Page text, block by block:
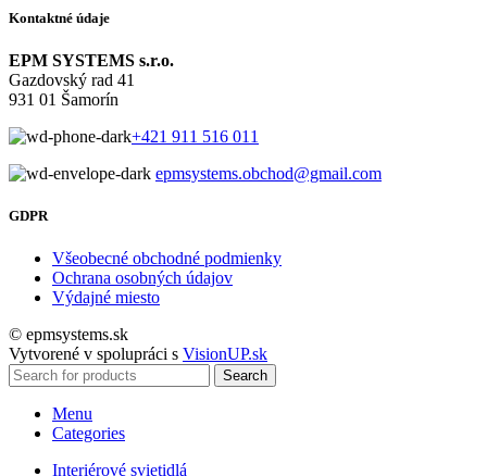
Kontaktné údaje
EPM SYSTEMS s.r.o.
Gazdovský rad 41
931 01 Šamorín
+421 911 516 011
epmsystems.obchod@gmail.com
GDPR
Všeobecné obchodné podmienky
Ochrana osobných údajov
Výdajné miesto
© epmsystems.sk
Vytvorené v spolupráci s VisionUP.sk
Search
Menu
Categories
Interiérové svietidlá